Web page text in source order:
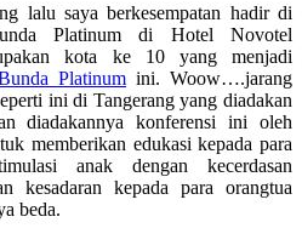
lalu saya berkesempatan hadir di
Platinum di Hotel Novotel
kota ke 10 yang menjadi
Platinum ini. Woow….jarang
ini di Tangerang yang diadakan
diadakannya konferensi ini oleh
memberikan edukasi kepada para
anak dengan kecerdasan
kesadaran kepada para orangtua
beda.